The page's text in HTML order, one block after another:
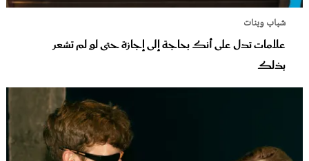
شباب وبنات
علامات تدل على أنك بحاجة إلى إجازة حتى لو لم تشعر
بذلك